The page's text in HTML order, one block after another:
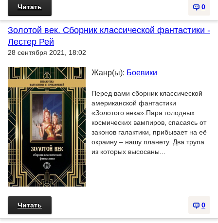
0
Читать
Золотой век. Сборник классической фантастики -
Лестер Рей
28 сентября 2021, 18:02
Жанр(ы): Боевики
Перед вами сборник классической
американской фантастики
«Золотого века».Пара голодных
космических вампиров, спасаясь от
законов галактики, прибывает на её
окраину – нашу планету. Два трупа
из которых высосаны...
0
Читать